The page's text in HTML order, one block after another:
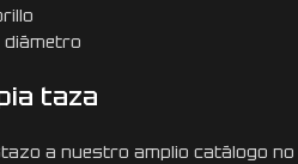
diámetro
taza
a nuestro amplio catálogo no